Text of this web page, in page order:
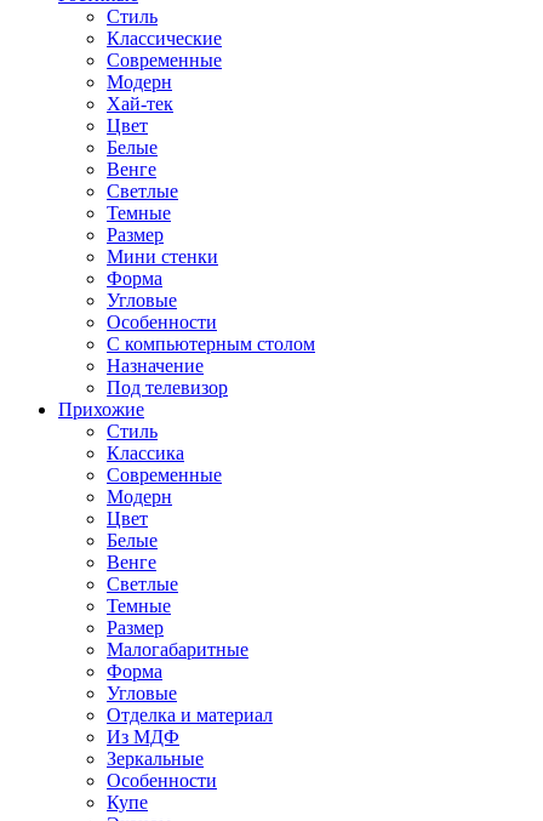
Стиль
Классические
Современные
Модерн
Хай-тек
Цвет
Белые
Венге
Светлые
Темные
Размер
Мини стенки
Форма
Угловые
Особенности
С компьютерным столом
Назначение
Под телевизор
Прихожие
Стиль
Классика
Современные
Модерн
Цвет
Белые
Венге
Светлые
Темные
Размер
Малогабаритные
Форма
Угловые
Отделка и материал
Из МДФ
Зеркальные
Особенности
Купе